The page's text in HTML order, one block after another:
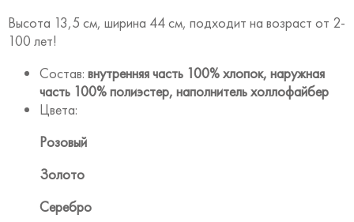
Высота 13,5 см, ширина 44 см, подходит на возраст от 2-
100 лет!
Состав: внутренняя часть 100% хлопок, наружная
часть 100% полиэстер, наполнитель холлофайбер
Цвета:
Розовый
Золото
Серебро